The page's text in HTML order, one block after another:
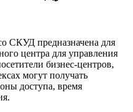
СКУД предназначена для
центра для управления
бизнес-центров,
могут получать
доступа, время